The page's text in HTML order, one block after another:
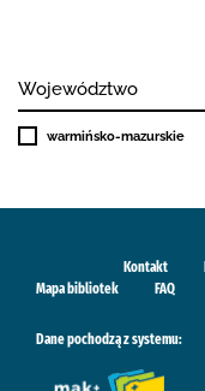
Województwo
warmińsko-mazurskie
Kontakt
Mapa bibliotek
FAQ
Dane pochodzą z systemu: